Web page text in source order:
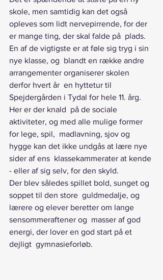
skole, men samtidig kan det også
opleves som lidt nervepirrende, for der
er mange ting, der skal falde på  plads.
En af de vigtigste er at føle sig tryg i sin
nye klasse, og  blandt en række andre
arrangementer organiserer skolen
derfor hvert år  en hyttetur til
Spejdergården i Tydal for hele 11. årg.
Her er der knald  på de sociale
aktiviteter, og med alle mulige former
for lege, spil,  madlavning, sjov og
hygge kan det ikke undgås at lære nye
sider af ens  klassekammerater at kende
- eller af sig selv, for den skyld.
Der blev således spillet bold, sunget og
soppet til den store  guldmedalje, og
lærere og elever beretter om lange
sensommeraftener og  masser af god
energi, der lover en god start på et
dejligt  gymnasieforløb.